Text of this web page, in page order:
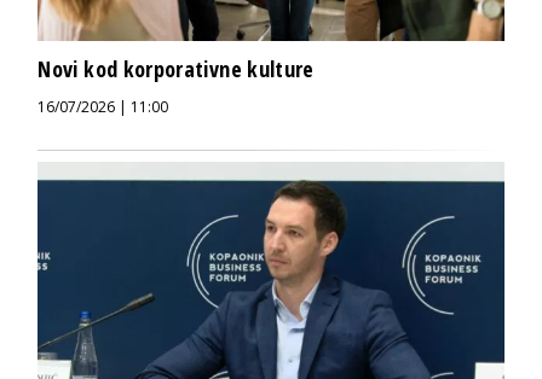
Novi kod korporativne kulture
16/07/2026 | 11:00